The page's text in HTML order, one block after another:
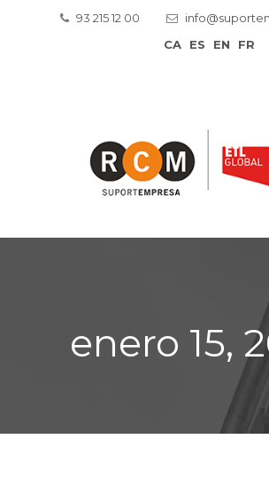
93 215 12 00
CA
ES EN FR
enero 15,